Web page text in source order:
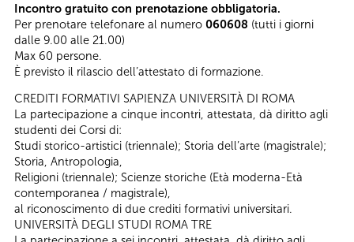
Incontro gratuito con prenotazione obbligatoria.
Per prenotare telefonare al numero 060608 (tutti i giorni
dalle 9.00 alle 21.00)
Max 60 persone.
È previsto il rilascio dell’attestato di formazione.
CREDITI FORMATIVI SAPIENZA UNIVERSITÀ DI ROMA
La partecipazione a cinque incontri, attestata, dà diritto agli
studenti dei Corsi di:
Studi storico-artistici (triennale); Storia dell’arte (magistrale);
Storia, Antropologia,
Religioni (triennale); Scienze storiche (Età moderna-Età
contemporanea / magistrale),
al riconoscimento di due crediti formativi universitari.
UNIVERSITÀ DEGLI STUDI ROMA TRE